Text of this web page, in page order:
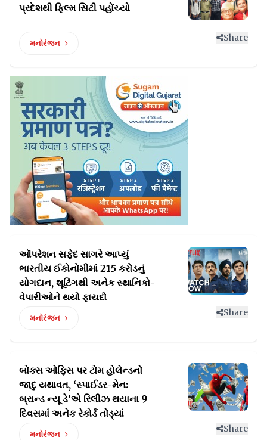
પ્રદેશથી ફિલ્મ સિટી પહોંચ્યો
મનોરંજન
Share
ઑપરેશન સફેદ સાગરે આપ્યું
ભારતીય ઈકોનોમીમાં 215 કરોડનું
યોગદાન, શૂટિંગથી અનેક સ્થાનિકો-
વેપારીઓને થયો ફાયદો
મનોરંજન
Share
બોક્સ ઓફિસ પર ટોમ હોલેન્ડનો
જાદુ યથાવત, ‘સ્પાઈડર-મેન:
બ્રાન્ડ ન્યૂ ડે’એ રિલીઝ થયાના 9
દિવસમાં અનેક રેકોર્ડ તોડ્યાં
મનોરંજન
Share